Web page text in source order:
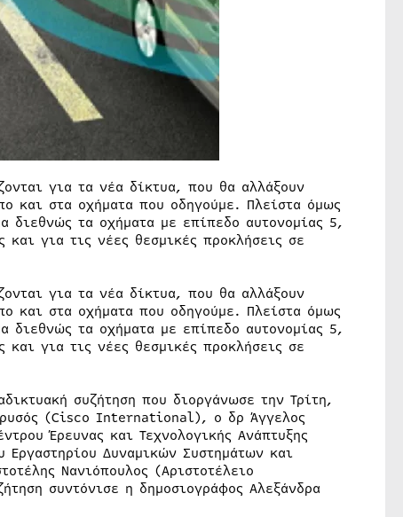
για τα νέα δίκτυα, που θα αλλάξουν
και στα οχήματα που οδηγούμε. Πλείστα όμως
διεθνώς τα οχήματα με επίπεδο αυτονομίας 5,
για τις νέες θεσμικές προκλήσεις σε
για τα νέα δίκτυα, που θα αλλάξουν
και στα οχήματα που οδηγούμε. Πλείστα όμως
διεθνώς τα οχήματα με επίπεδο αυτονομίας 5,
για τις νέες θεσμικές προκλήσεις σε
συζήτηση που διοργάνωσε την Τρίτη,
(Cisco International), ο δρ Άγγελος
Έρευνας και Τεχνολογικής Ανάπτυξης
Δυναµικών Συστηµάτων και
Νανιόπουλος (Αριστοτέλειο
συντόνισε η δημοσιογράφος Αλεξάνδρα